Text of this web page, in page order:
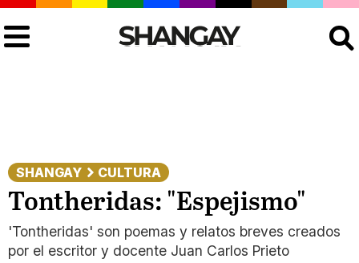
SHANGAY CULTURA
Tontheridas: "Espejismo"
'Tontheridas' son poemas y relatos breves creados
por el escritor y docente Juan Carlos Prieto